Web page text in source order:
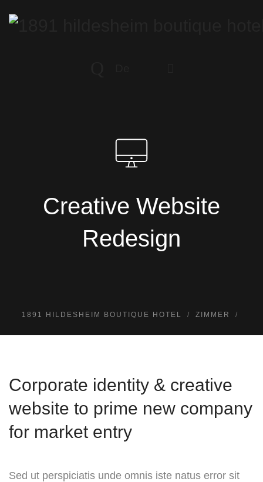
Creative Website
Redesign
1891 HILDESHEIM BOUTIQUE HOTEL ZIMMER
Corporate identity & creative
website to prime new company
for market entry
Sed ut perspiciatis unde omnis iste natus error sit